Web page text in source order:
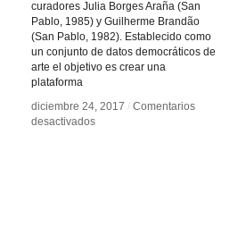
curadores Julia Borges Araña (San
Pablo, 1985) y Guilherme Brandão
(San Pablo, 1982). Establecido como
un conjunto de datos democráticos de
arte el objetivo es crear una
plataforma
diciembre 24, 2017 / Comentarios
desactivadosen
diciembre 24, 2017 / Comentarios
desactivadosen